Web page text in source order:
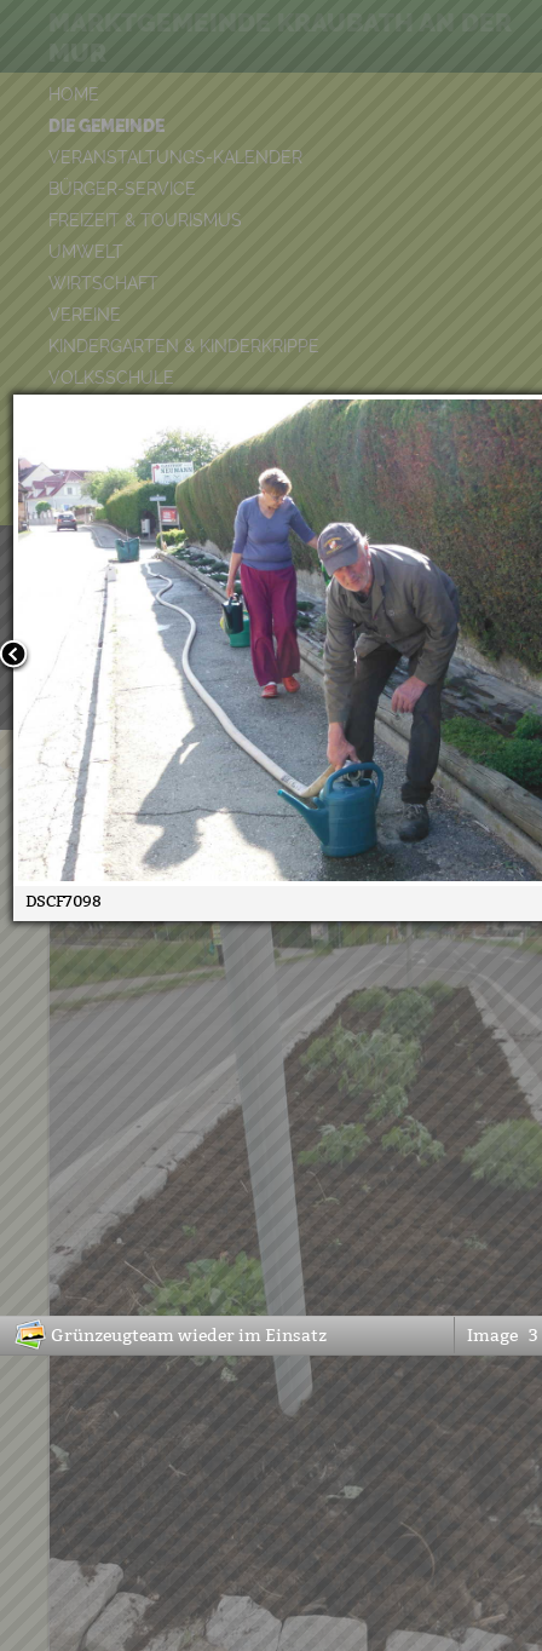
HOME
DIE GEMEINDE
VERANSTALTUNGS-KALENDER
BÜRGER-SERVICE
FREIZEIT & TOURISMUS
UMWELT
WIRTSCHAFT
VEREINE
KINDERGARTEN & KINDERKRIPPE
VOLKSSCHULE
FEUERWEHR
DUATHLON 2026
POOLKALENDER
MUR
Wir verwenden Cookies, um unsere Webseite für Sie
benutzerfreundlich zu gestalten. Wenn Sie fortfahren,
an, dass Sie mit der Verwendung von Cookies auf
einverstanden sind.
Weitere Informationen:Datenschutzerklärung/Cookie-
Bestätigen
Grünzeugteam wieder im
02.06.2017
DSCF7098
Grünzeugteam wieder im Einsatz Image 3